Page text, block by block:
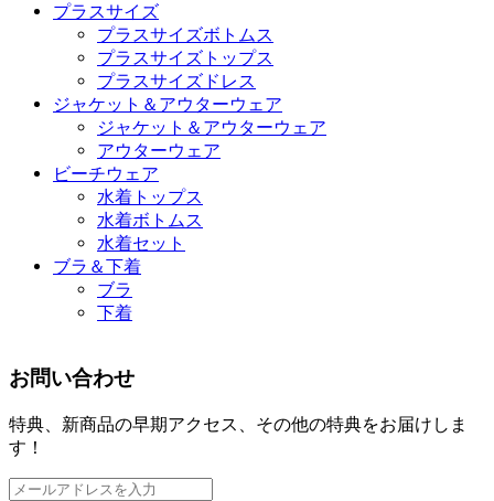
プラスサイズ
プラスサイズボトムス
プラスサイズトップス
プラスサイズドレス
ジャケット＆アウターウェア
ジャケット＆アウターウェア
アウターウェア
ビーチウェア
水着トップス
水着ボトムス
水着セット
ブラ＆下着
ブラ
下着
お問い合わせ
特典、新商品の早期アクセス、その他の特典をお届けしま
す！